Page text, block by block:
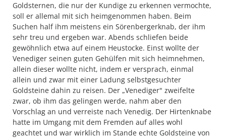
Goldsternen, die nur der Kundige zu erkennen vermochte,
soll er allemal mit sich heimgenommen haben. Beim
Suchen half ihm meistens ein Sörenbergerknab, der ihm
sehr treu und ergeben war. Abends schliefen beide
gewöhnlich etwa auf einem Heustocke. Einst wollte der
Venediger seinen guten Gehülfen mit sich heimnehmen,
allein dieser wollte nicht, indem er versprach, einmal
allein und zwar mit einer Ladung selbstgesuchter
Goldsteine dahin zu reisen. Der „Venediger" zweifelte
zwar, ob ihm das gelingen werde, nahm aber den
Vorschlag an und verreiste nach Venedig. Der Hirtenknabe
hatte im Umgang mit dem Fremden auf alles wohl
geachtet und war wirklich im Stande echte Goldsteine von